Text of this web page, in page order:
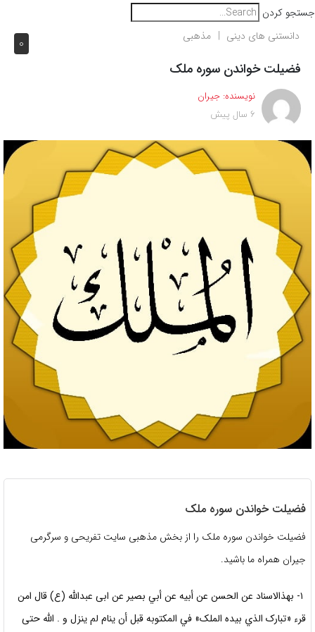
جستجو کردن
0 دانستنی های دینی مذهبی
فضیلت خواندن سوره ملک
نویسنده: جیران
6 سال پیش
فضیلت خواندن سوره ملک
فضیلت خواندن سوره ملک را از بخش مذهبی سایت تفریحی و سرگرمی
جیران همراه ما باشید.
١- بهذالاسناد عن الحسن عن أبيه عن أبي بصير عن ابی عبدالله (ع) قال امن
قرء «تبارک الذي بيده الملک» في المكتوبه قبل أن ينام لم ينزل و . الله حتى